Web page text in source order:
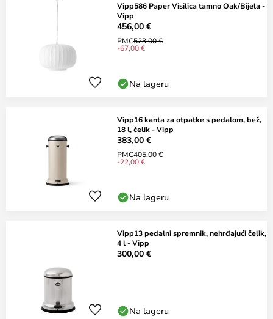
Vipp586 Paper Visilica tamno Oak/Bijela -
Vipp
456,00 €
PMC523,00 €
-67,00 €
Na lageru
Vipp16 kanta za otpatke s pedalom, bež,
18 l, čelik - Vipp
383,00 €
PMC405,00 €
-22,00 €
Na lageru
Vipp13 pedalni spremnik, nehrđajući čelik,
4 l - Vipp
300,00 €
Na lageru